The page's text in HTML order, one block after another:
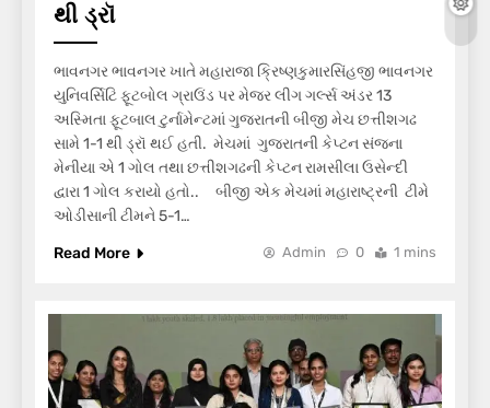
થી ડ્રૉ
ભાવનગર ભાવનગર ખાતે મહારાજા ક્રિષ્ણકુમારસિંહજી ભાવનગર
યુનિવર્સિટિ ફૂટબોલ ગ્રાઉંડ પર મેજર લીગ ગર્લ્સ અંડર 13
અસ્મિતા ફૂટબાલ ટુર્નામેન્ટમાં ગુજરાતની બીજી મેચ છત્તીશગઢ
સામે 1-1 થી ડ્રૉ થઈ હતી. મેચમાં ગુજરાતની કેપ્ટન સંજના
મેનીયા એ 1 ગોલ તથા છત્તીશગઢની કેપ્ટન રામસીલા ઉસેન્દી
દ્વારા 1 ગોલ કરાયો હતો.. બીજી એક મેચમાં મહારાષ્ટ્રની ટીમે
ઓડીસાની ટીમને 5-1…
Read More
Admin 0 1 mins